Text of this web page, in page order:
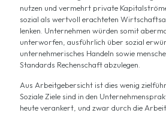
nutzen und vermehrt private
sozial als wertvoll erachteten
lenken. Unternehmen würden somit
unterworfen, ausführlich über sozial
unternehmerisches Handeln sowie
Standards Rechenschaft abzulegen.
Aus Arbeitgebersicht ist dies wenig
Soziale Ziele sind in den
heute verankert, und zwar durch die